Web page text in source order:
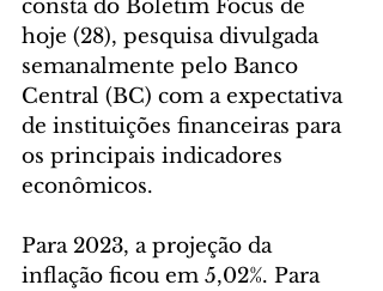
consta do Boletim Focus de
hoje (28), pesquisa divulgada
semanalmente pelo Banco
Central (BC) com a expectativa
de instituições financeiras para
os principais indicadores
econômicos.
Para 2023, a projeção da
inflação ficou em 5,02%. Para